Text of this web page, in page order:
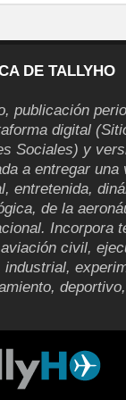
DE TALLYHO
publicación
digital
Sociales) y
a entregar una
entretenida,
de la
Incorpora
civil,
industrial,